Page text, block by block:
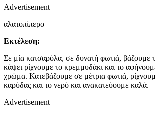
Advertisement
αλατοπίπερο
Εκτέλεση:
Σε μία κατσαρόλα, σε δυνατή φωτιά, βάζουμε
κάψει ρίχνουμε το κρεμμυδάκι και το
χρώμα. Κατεβάζουμε σε μέτρια φωτιά,
καρύδας και το νερό και ανακατεύουμε καλά.
Advertisement